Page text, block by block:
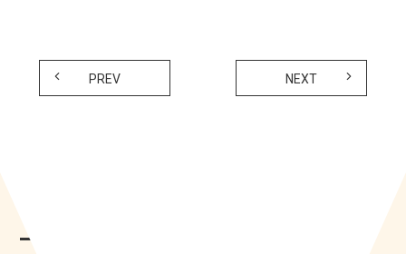
PREV NEXT